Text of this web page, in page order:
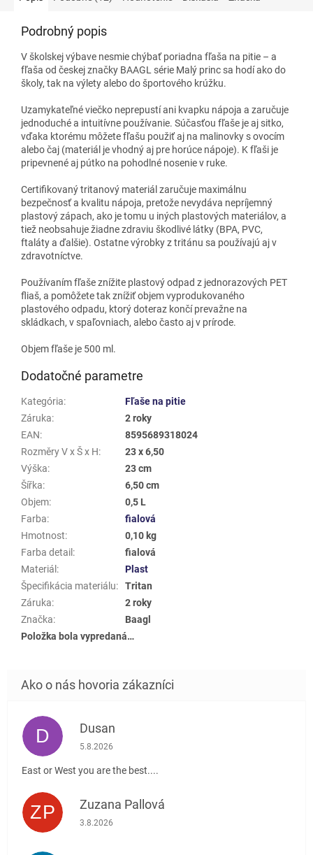
Podrobný popis
V školskej výbave nesmie chýbať poriadna fľaša na pitie – a
fľaša od českej značky BAAGL série Malý princ sa hodí ako do
školy, tak na výlety alebo do športového krúžku.
Uzamykateľné viečko neprepustí ani kvapku nápoja a zaručuje
jednoduché a intuitívne používanie. Súčasťou fľaše je aj sitko,
vďaka ktorému môžete fľašu použiť aj na malinovky s ovocím
alebo čaj (materiál je vhodný aj pre horúce nápoje). K fľaši je
pripevnené aj pútko na pohodlné nosenie v ruke.
Certifikovaný tritanový materiál zaručuje maximálnu
bezpečnosť a kvalitu nápoja, pretože nevydáva nepríjemný
plastový zápach, ako je tomu u iných plastových materiálov, a
tiež neobsahuje žiadne zdraviu škodlivé látky (BPA, PVC,
ftaláty a ďalšie). Ostatne výrobky z tritánu sa používajú aj v
zdravotníctve.
Používaním fľaše znížite plastový odpad z jednorazových PET
fliaš, a pomôžete tak znížiť objem vyprodukovaného
plastového odpadu, ktorý doteraz končí prevažne na
skládkach, v spaľovniach, alebo často aj v prírode.
Objem fľaše je 500 ml.
Dodatočné parametre
Kategória:
Fľaše na pitie
Záruka:
2 roky
EAN:
8595689318024
Rozměry V x Š x H:
23 x 6,50
Výška:
23 cm
Šířka:
6,50 cm
Objem:
0,5 L
Farba:
fialová
Hmotnost:
0,10 kg
Farba detail :
fialová
Materiál :
Plast
Špecifikácia materiálu:
Tritan
Záruka:
2 roky
Značka:
Baagl
Položka bola vypredaná…
D Dusan
Hodnotenie obchodu je 5 z 5 hviezdičiek.
5.8.2026
East or West you are the best....
ZP Zuzana Pallová
Hodnotenie obchodu je 5 z 5 hviezdičiek.
3.8.2026